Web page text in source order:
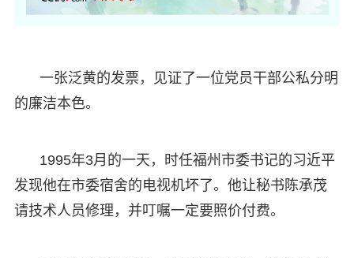
一张泛黄的发票，见证了一位党员干部公私分明
的廉洁本色。
1995年3月的一天，时任福州市委书记的习近平
发现他在市委宿舍的电视机坏了。他让秘书陈承茂
请技术人员修理，并叮嘱一定要照价付费。